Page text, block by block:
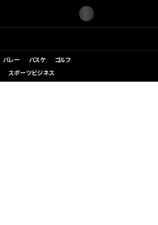
バレー バスケ
ゴルフ
スポーツビジネス